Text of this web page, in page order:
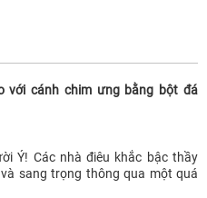
cánh chim ưng bằng bột đá
Ý! Các nhà điêu khắc bậc thầy
sang trọng thông qua một quá